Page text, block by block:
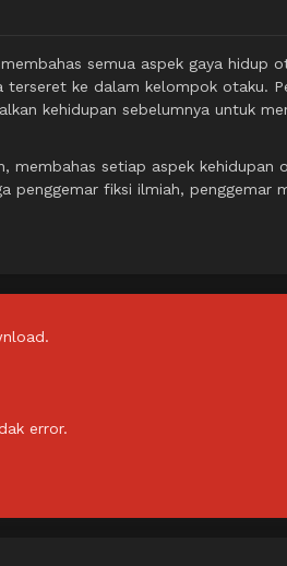
semua aspek gaya hidup
terseret ke dalam kelompok otaku.
kehidupan sebelumnya untuk
membahas setiap aspek kehidupan
penggemar fiksi ilmiah, penggemar
error.